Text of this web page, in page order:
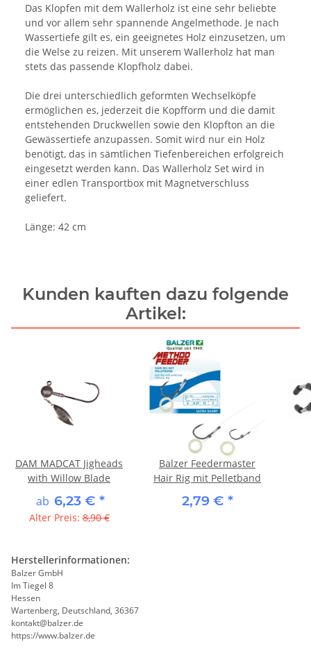
Das Klopfen mit dem Wallerholz ist eine sehr beliebte
und vor allem sehr spannende Angelmethode. Je nach
Wassertiefe gilt es, ein geeignetes Holz einzusetzen, um
die Welse zu reizen. Mit unserem Wallerholz hat man
stets das passende Klopfholz dabei.
Die drei unterschiedlich geformten Wechselköpfe
ermöglichen es, jederzeit die Kopfform und die damit
entstehenden Druckwellen sowie den Klopfton an die
Gewässertiefe anzupassen. Somit wird nur ein Holz
benötigt, das in sämtlichen Tiefenbereichen erfolgreich
eingesetzt werden kann. Das Wallerholz Set wird in
einer edlen Transportbox mit Magnetverschluss
geliefert.
Länge: 42 cm
Kunden kauften dazu folgende
Artikel:
DAM MADCAT Jigheads
with Willow Blade
ab 6,23 € *
Alter Preis:8,90 €
Balzer Feedermaster
Hair Rig mit Pelletband
2,79 € *
Herstellerinformationen:
Balzer GmbH
Im Tiegel 8
Hessen
Wartenberg, Deutschland, 36367
kontakt@balzer.de
https://www.balzer.de